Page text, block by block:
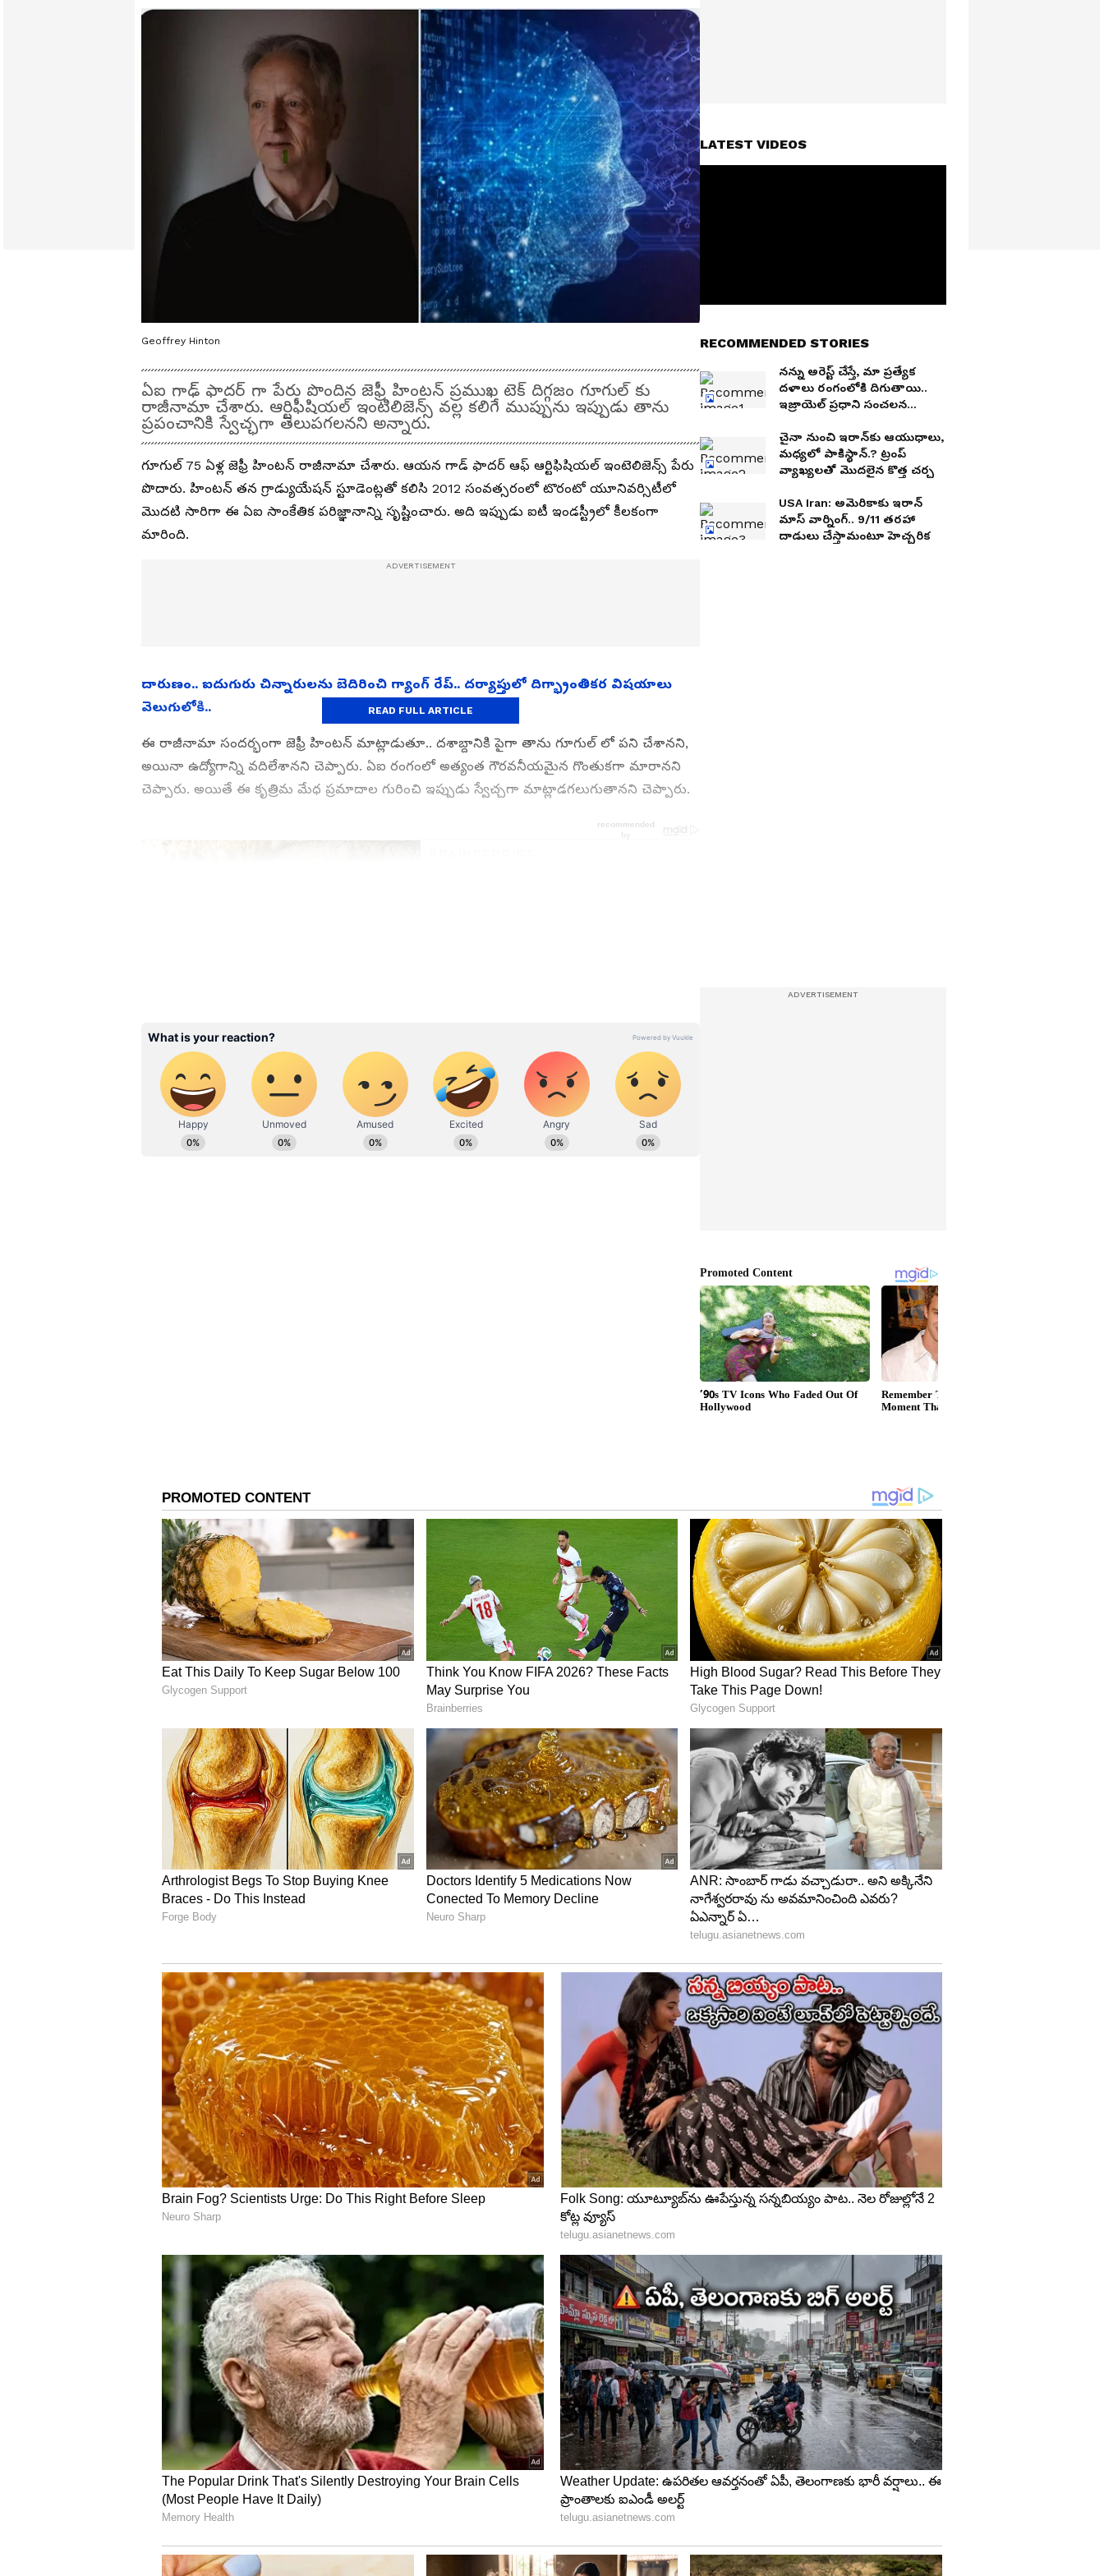
Geoffrey Hinton
ఏఐ గాఢ్ ఫాదర్ గా పేరు పొందిన జెఫ్రీ హింటన్‌ ప్రముఖ టెక్ దిగ్గజం గూగుల్ కు
రాజీనామా చేశారు. ఆర్టిఫీషియల్ ఇంటిలిజెన్స్ వల్ల కలిగే ముప్పును ఇప్పుడు తాను
ప్రపంచానికి స్వేచ్ఛగా తెలుపగలనని అన్నారు.
గూగుల్ 75 ఏళ్ల జెఫ్రీ హింటన్‌ రాజీనామా చేశారు. ఆయన గాడ్‌ ఫాదర్‌ ఆఫ్‌ ఆర్టిఫిషియల్‌ ఇంటెలిజెన్స్‌ పేరు
పొదారు. హింటన్ తన గ్రాడ్యుయేషన్ స్టూడెంట్లతో కలిసి 2012 సంవత్సరంలో టొరంటో యూనివర్సిటీలో
మొదటి సారిగా ఈ ఏఐ సాంకేతిక పరిజ్ఞానాన్ని సృష్టించారు. అది ఇప్పుడు ఐటీ ఇండస్ట్రీలో కీలకంగా
మారింది.
దారుణం.. ఐదుగురు చిన్నారులను బెదిరించి గ్యాంగ్ రేప్.. దర్యాప్తులో దిగ్భ్రాంతికర విషయాలు
వెలుగులోకి..
ఈ రాజీనామా సందర్భంగా జెఫ్రీ హింటన్ మాట్లాడుతూ.. దశాబ్దానికి పైగా తాను గూగుల్ లో పని చేశానని,
అయినా ఉద్యోగాన్ని వదిలేశానని చెప్పారు. ఏఐ రంగంలో అత్యంత గౌరవనీయమైన గొంతుకగా మారానని
చెప్పారు. అయితే ఈ కృత్రిమ మేధ ప్రమాదాల గురించి ఇప్పుడు స్వేచ్చగా మాట్లాడగలుగుతానని చెప్పారు.
వరంగల్ లో దారుణం.. ఫ్రెండ్ పిలిచిందని వెళ్లిన వివాహిత, కారులో మత్తుమందు ఇచ్చి గ్యాంగ్ రేప్
ఉత్పత్తులను రూపొందించేందుకు కంపెనీలు దూకుడుగా పని చేస్తూ.. ప్రమాదం దిశగా దూసుకెళ్తున్నాయని
ఆయన సోమవారం అధికారికంగా పేర్కొన్నారు.
READ FULL ARTICLE
LATEST VIDEOS
RECOMMENDED STORIES
న‌న్ను అరెస్ట్ చేస్తే, మా ప్ర‌త్యేక
ద‌ళాలు రంగంలోకి దిగుతాయి..
ఇజ్రాయెల్ ప్ర‌ధాని సంచ‌ల‌న
చైనా నుంచి ఇరాన్‌కు ఆయుధాలు,
మ‌ధ్య‌లో పాకిస్థాన్‌.? ట్రంప్
వ్యాఖ్య‌ల‌తో మొద‌లైన కొత్త చ‌ర్చ
USA Iran: అమెరికాకు ఇరాన్
మాస్ వార్నింగ్‌.. 9/11 తరహా
దాడులు చేస్తామంటూ హెచ్చ‌రిక